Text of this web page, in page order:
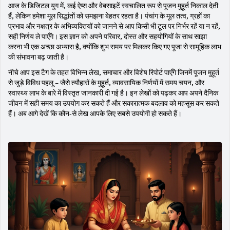
आज के डिजिटल युग में, कई ऐप्स और वेबसाइटें स्वचालित रूप से पूजन मुहूर्त निकाल देती
हैं, लेकिन हमेशा मूल सिद्धांतों को समझना बेहतर रहता है। पंचांग के मूल तत्व, ग्रहों का
प्रभाव और नक्षत्र के अभिव्यक्तियों को जानने से आप किसी भी टूल पर निर्भर रहें या न रहें,
सही निर्णय ले पाएँगे। इस ज्ञान को अपने परिवार, दोस्त और सहयोगियों के साथ साझा
करना भी एक अच्छा अभ्यास है, क्योंकि शुभ समय पर मिलकर किए गए पूजा से सामूहिक लाभ
की संभावना बढ़ जाती है।
नीचे आप इस टैग के तहत विभिन्न लेख, समाचार और विशेष रिपोर्ट पाएँगे जिनमें पूजन मुहूर्त
से जुड़े विविध पहलू – जैसे त्यौहारों के मुहूर्त, व्यावसायिक निर्णयों में समय चयन, और
स्वास्थ्य लाभ के बारे में विस्तृत जानकारी दी गई है। इन लेखों को पढ़कर आप अपने दैनिक
जीवन में सही समय का उपयोग कर सकते हैं और सकारात्मक बदलाव को महसूस कर सकते
हैं। अब आगे देखें कि कौन‑से लेख आपके लिए सबसे उपयोगी हो सकते हैं।